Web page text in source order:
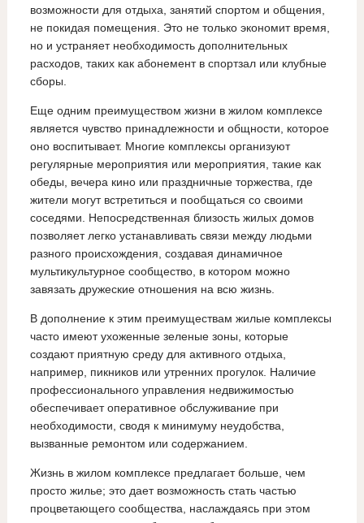
возможности для отдыха, занятий спортом и общения,
не покидая помещения. Это не только экономит время,
но и устраняет необходимость дополнительных
расходов, таких как абонемент в спортзал или клубные
сборы.
Еще одним преимуществом жизни в жилом комплексе
является чувство принадлежности и общности, которое
оно воспитывает. Многие комплексы организуют
регулярные мероприятия или мероприятия, такие как
обеды, вечера кино или праздничные торжества, где
жители могут встретиться и пообщаться со своими
соседями. Непосредственная близость жилых домов
позволяет легко устанавливать связи между людьми
разного происхождения, создавая динамичное
мультикультурное сообщество, в котором можно
завязать дружеские отношения на всю жизнь.
В дополнение к этим преимуществам жилые комплексы
часто имеют ухоженные зеленые зоны, которые
создают приятную среду для активного отдыха,
например, пикников или утренних прогулок. Наличие
профессионального управления недвижимостью
обеспечивает оперативное обслуживание при
необходимости, сводя к минимуму неудобства,
вызванные ремонтом или содержанием.
Жизнь в жилом комплексе предлагает больше, чем
просто жилье; это дает возможность стать частью
процветающего сообщества, наслаждаясь при этом